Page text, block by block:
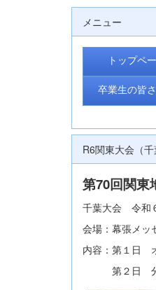
メニュー
トップペ
卒業生の皆
R6関東大会（千
第70回関東
千葉大会 令和
会場：幕張メッ
内容：第１日
第２日 分科